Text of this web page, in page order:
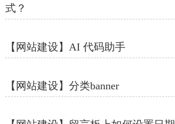
式？
【网站建设】AI 代码助手
【网站建设】分类banner